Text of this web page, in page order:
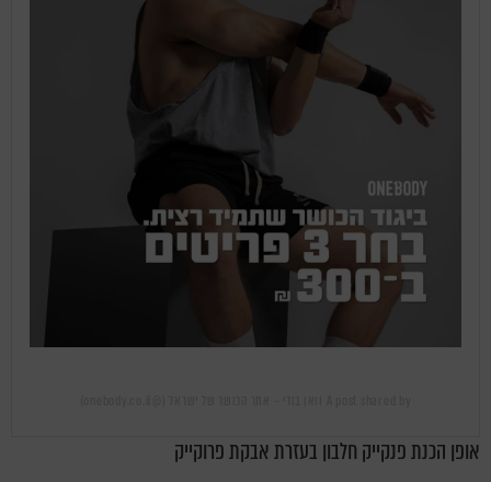
אופן הכנת פנקייק חלבון בעזרת אבקת פרוקייק